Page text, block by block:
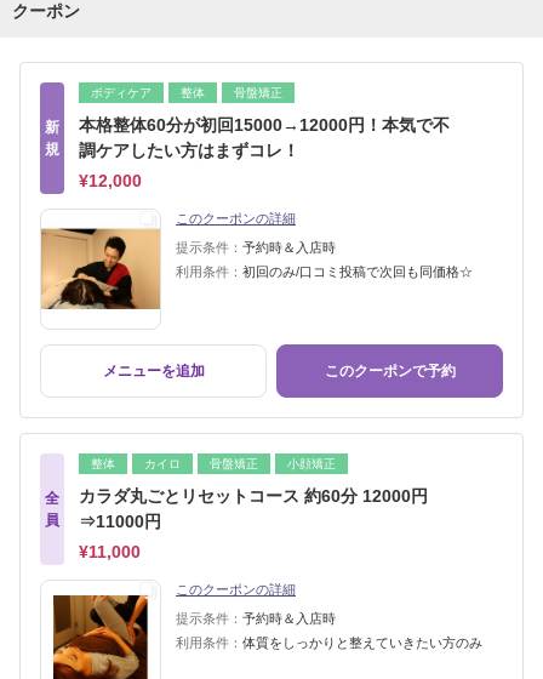
クーポン
新
規
ボディケア 整体 骨盤矯正
本格整体60分が初回15000→12000円！本気で不
調ケアしたい方はまずコレ！
¥12,000
このクーポンの詳細
提示条件： 予約時＆入店時
利用条件： 初回のみ/口コミ投稿で次回も同価格☆
メニューを追加 このクーポンで予約
全
員
整体 カイロ 骨盤矯正 小顔矯正
カラダ丸ごとリセットコース 約60分 12000円
⇒11000円
¥11,000
このクーポンの詳細
提示条件： 予約時＆入店時
利用条件： 体質をしっかりと整えていきたい方のみ